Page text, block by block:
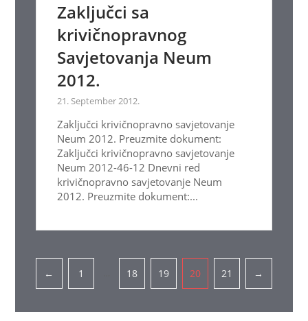
Zaključci sa
krivičnopravnog
Savjetovanja Neum
2012.
21. September 2012.
Zaključci krivičnopravno savjetovanje
Neum 2012. Preuzmite dokument:
Zaključci krivičnopravno savjetovanje
Neum 2012-46-12 Dnevni red
krivičnopravno savjetovanje Neum
2012. Preuzmite dokument:...
Pagination
← 1 18 19 20 21 →